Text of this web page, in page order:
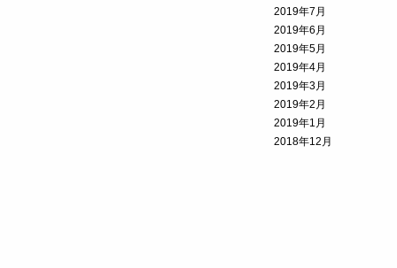
2019年7月
2019年6月
2019年5月
2019年4月
2019年3月
2019年2月
2019年1月
2018年12月